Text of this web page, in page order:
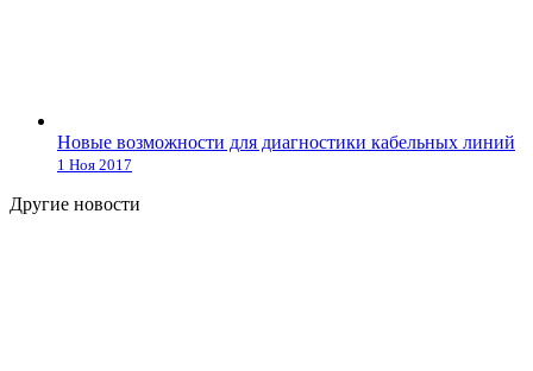
Новые возможности для диагностики кабельных линий
1 Ноя 2017
Другие новости